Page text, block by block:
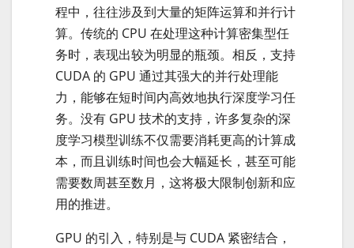
程中，往往涉及到大量的矩阵运算和并行计
算。传统的 CPU 在处理这种计算密集型任
务时，表现出较为明显的瓶颈。相反，支持
CUDA 的 GPU 通过其强大的并行处理能
力，能够在短时间内高效地执行深度学习任
务。没有 GPU 技术的支持，许多复杂的深
度学习模型训练不仅需要消耗更高的计算成
本，而且训练时间也会大幅延长，甚至可能
需要数周甚至数月，这将极大限制创新和应
用的推进。
GPU 的引入，特别是与 CUDA 紧密结合，